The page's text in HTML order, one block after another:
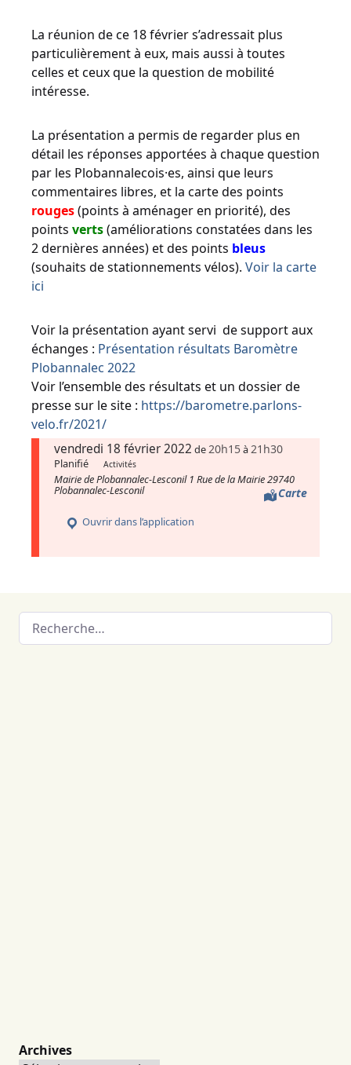
La réunion de ce 18 février s’adressait plus
particulièrement à eux, mais aussi à toutes
celles et ceux que la question de mobilité
intéresse.
La présentation a permis de regarder plus en
détail les réponses apportées à chaque question
par les Plobannalecois·es, ainsi que leurs
commentaires libres, et la carte des points
rouges(points à aménager en priorité), des
points verts(améliorations constatées dans les
2 dernières années) et des points bleus
(souhaits de stationnements vélos). Voir la carte
ici
Voir la présentation ayant servi de support aux
échanges : Présentation résultats Baromètre
Plobannalec 2022
Voir l’ensemble des résultats et un dossier de
presse sur le site : https://barometre.parlons-
velo.fr/2021/
vendredi 18 février 2022 de 20h15à 21h30
Planifié Activités
Mairie de Plobannalec-Lesconil 1 Rue de la Mairie 29740
Plobannalec-Lesconil Carte
Ouvrir dans l’application
Archives